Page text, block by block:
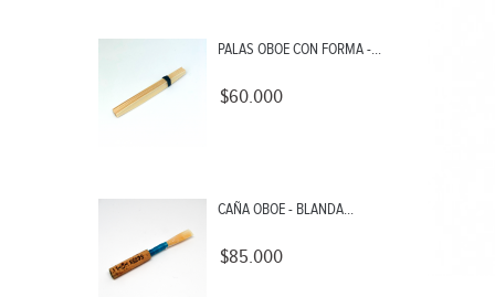
PALAS OBOE CON FORMA -...
$60.000
CAÑA OBOE - BLANDA...
$85.000